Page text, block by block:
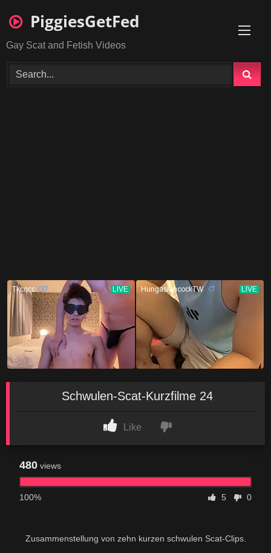
PiggiesGetFed
Gay Scat and Fetish Videos
Schwulen-Scat-Kurzfilme 24
Like
480 views
100% 5 0
Zusammenstellung von zehn kurzen schwulen Scat-Clips.